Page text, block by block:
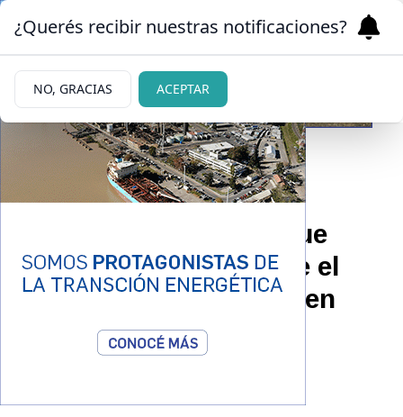
ENCUENTRO MILITANTE | 01/09/2024
Repintaron la piedra que
recuerda la golpiza que el
genocida Astiz recibió en
Bariloche
¿Querés recibir nuestras notificaciones?
NO, GRACIAS ACEPTAR